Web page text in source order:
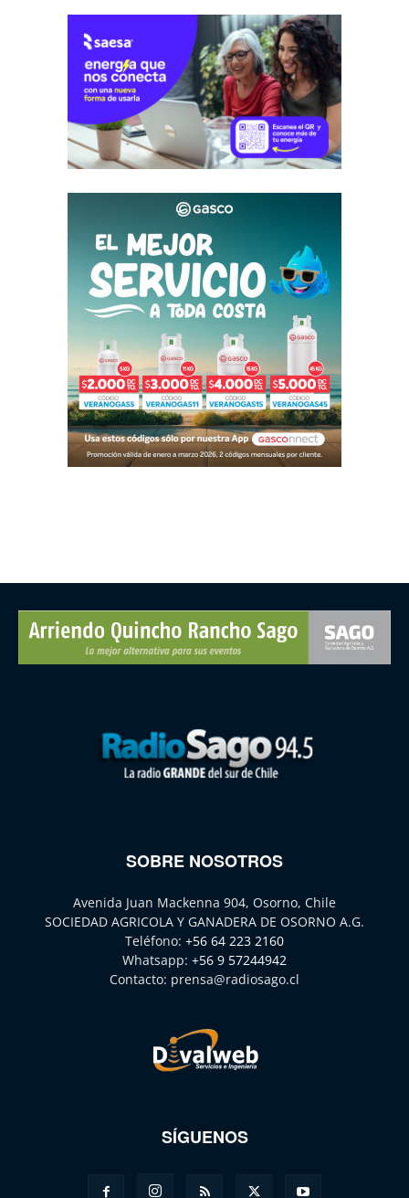
SOBRE NOSOTROS
Avenida Juan Mackenna 904, Osorno, Chile
SOCIEDAD AGRICOLA Y GANADERA DE OSORNO A.G.
Teléfono: +56 64 223 2160
Whatsapp: +56 9 57244942
Contacto: prensa@radiosago.cl
SÍGUENOS